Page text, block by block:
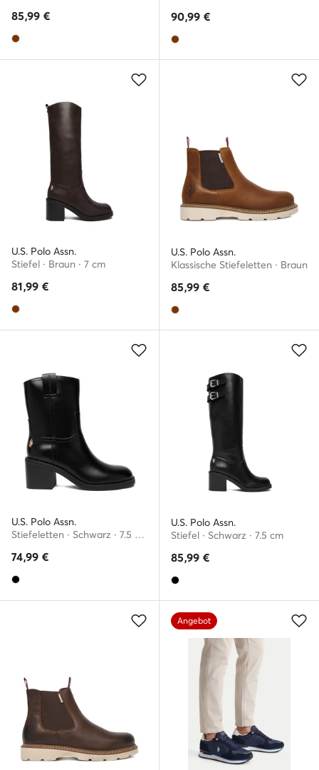
85,99 € 90,99 €
U.S. Polo Assn.
Stiefel · Braun · 7 cm
81,99 €
U.S. Polo Assn.
Klassische Stiefeletten · Braun
85,99 €
U.S. Polo Assn.
Stiefeletten · Schwarz · 7.5 cm
74,99 €
U.S. Polo Assn.
Stiefel · Schwarz · 7.5 cm
85,99 €
Angebot